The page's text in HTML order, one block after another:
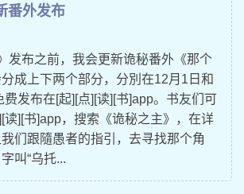
番外发布
发布之前，我会更新诡秘番外《那个
成上下两个部分，分別在12月1日和
费发布在[起][点][读][书]app。书友们可
读][书]app，搜索《诡秘之主》，在详
们跟隨愚者的指引，去寻找那个角
叫“乌托...